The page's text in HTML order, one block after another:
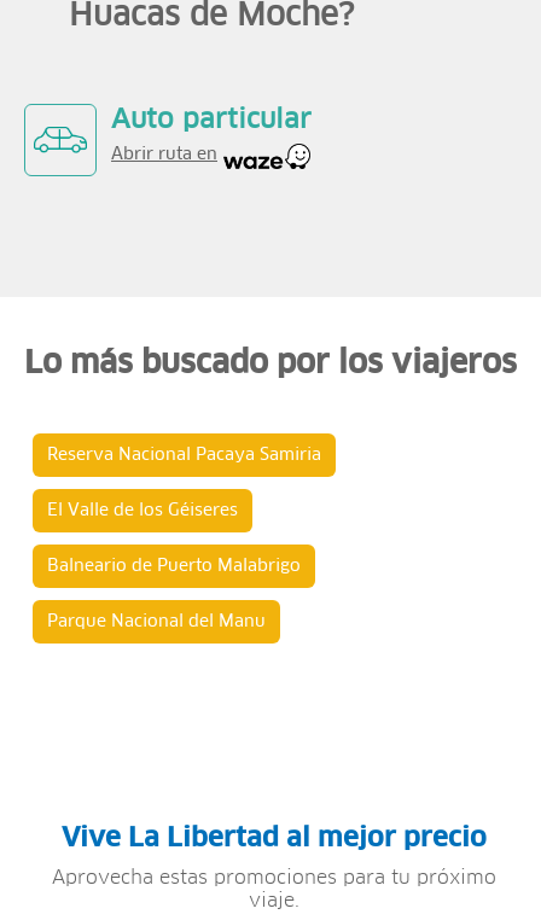
Huacas de Moche?
Auto particular
Abrir ruta en
Lo más buscado por los viajeros
Reserva Nacional Pacaya Samiria
El Valle de los Géiseres
Balneario de Puerto Malabrigo
Parque Nacional del Manu
Vive La Libertad al mejor precio
Aprovecha estas promociones para tu próximo
viaje.